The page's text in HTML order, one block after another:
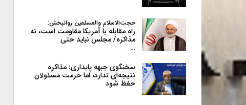
حجت‌الاسلام والمسلمین روانبخش:
راه مقابله با آمریکا مقاومت است، نه
مذاکره/ مجلس نباید حتی
…
سخنگوی جبهه پایداری: مذاکره
نتیجه‌ای ندارد، اما حرمت مسئولان
حفظ شود